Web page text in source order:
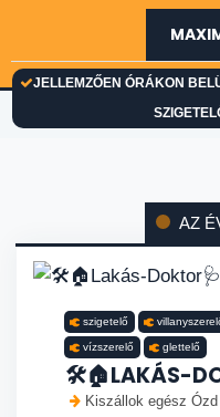
JELLEMZŐEN ÓRÁKON
AZ
szigetelő
vízszerelő glettelő
🛠️🏠LAKÁS-
Kiszállok egész